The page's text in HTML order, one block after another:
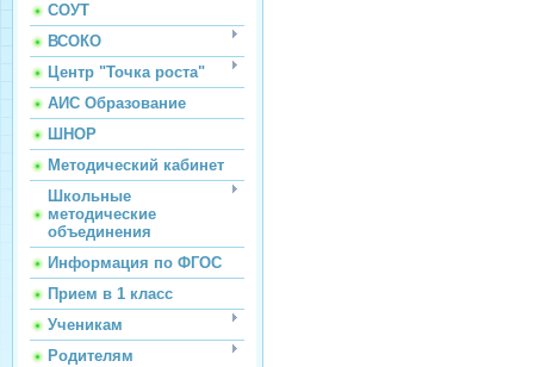
СОУТ
ВСОКО
Центр "Точка роста"
АИС Образование
ШНОР
Методический кабинет
Школьные
методические
объединения
Информация по ФГОС
Прием в 1 класс
Ученикам
Родителям